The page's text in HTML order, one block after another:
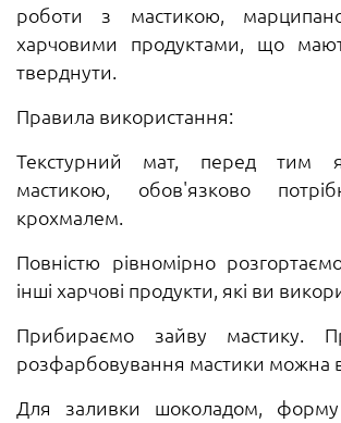
роботи з мастикою,
харчовими продуктами, що
тверднути.
Правила використання:
Текстурний мат, перед тим
мастикою, обов'язково
крохмалем.
Повністю рівномірно
інші харчові продукти, які ви
Прибираємо зайву мастику.
розфарбовування мастики можна
Для заливки шоколадом,